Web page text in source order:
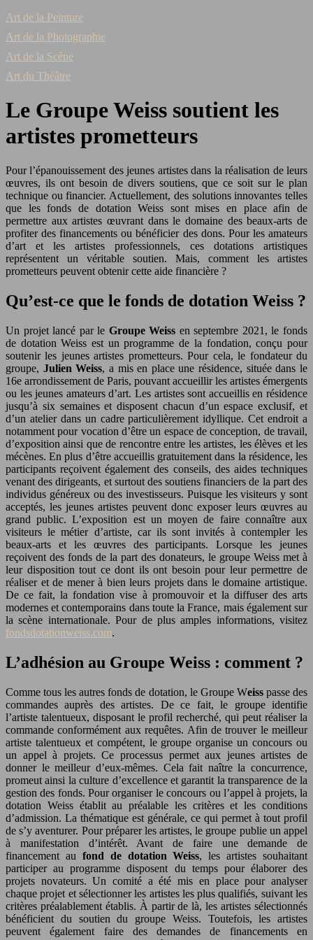
Art de la Peinture
Art de la Photographie
Art de la Scène
Art du Théâtre
Le Groupe Weiss soutient les
artistes prometteurs
Pour l’épanouissement des jeunes artistes dans la réalisation de leurs
œuvres, ils ont besoin de divers soutiens, que ce soit sur le plan
technique ou financier. Actuellement, des solutions innovantes telles
que les fonds de dotation Weiss sont mises en place afin de
permettre aux artistes œuvrant dans le domaine des beaux-arts de
profiter des financements ou bénéficier des dons. Pour les amateurs
d’art et les artistes professionnels, ces dotations artistiques
représentent un véritable soutien. Mais, comment les artistes
prometteurs peuvent obtenir cette aide financière ?
Qu’est-ce que le fonds de dotation Weiss ?
Un projet lancé par le Groupe Weiss en septembre 2021, le fonds
de dotation Weiss est un programme de la fondation, conçu pour
soutenir les jeunes artistes prometteurs. Pour cela, le fondateur du
groupe, Julien Weiss, a mis en place une résidence, située dans le
16e arrondissement de Paris, pouvant accueillir les artistes émergents
ou les jeunes amateurs d’art. Les artistes sont accueillis en résidence
jusqu’à six semaines et disposent chacun d’un espace exclusif, et
d’un atelier dans un cadre particulièrement idyllique. Cet endroit a
notamment pour vocation d’être un espace de conception, de travail,
d’exposition ainsi que de rencontre entre les artistes, les élèves et les
mécènes. En plus d’être accueillis gratuitement dans la résidence, les
participants reçoivent également des conseils, des aides techniques
venant des dirigeants, et surtout des soutiens financiers de la part des
individus généreux ou des investisseurs. Puisque les visiteurs y sont
acceptés, les jeunes artistes peuvent donc exposer leurs œuvres au
grand public. L’exposition est un moyen de faire connaître aux
visiteurs le métier d’artiste, car ils sont invités à contempler les
beaux-arts et les œuvres des participants. Lorsque les jeunes
reçoivent des fonds de la part des donateurs, le groupe Weiss met à
leur disposition tout ce dont ils ont besoin pour leur permettre de
réaliser et de mener à bien leurs projets dans le domaine artistique.
De ce fait, la fondation vise à promouvoir et la diffuser des arts
modernes et contemporains dans toute la France, mais également sur
la scène internationale. Pour de plus amples informations, visitez
fondsdotationweiss.com.
L’adhésion au Groupe Weiss : comment ?
Comme tous les autres fonds de dotation, le Groupe Weisspasse des
commandes auprès des artistes. De ce fait, le groupe identifie
l’artiste talentueux, disposant le profil recherché, qui peut réaliser la
commande conformément aux requêtes. Afin de trouver le meilleur
artiste talentueux et compétent, le groupe organise un concours ou
un appel à projets. Ce processus permet aux jeunes artistes de
donner le meilleur d’eux-mêmes. Cela fait naître la concurrence,
promeut ainsi la culture d’excellence et garantit la transparence de la
gestion des fonds. Pour organiser le concours ou l’appel à projets, la
dotation Weiss établit au préalable les critères et les conditions
d’admission. La thématique est générale, ce qui permet à tout profil
de s’y aventurer. Pour préparer les artistes, le groupe publie un appel
à manifestation d’intérêt. Avant de faire une demande de
financement au fond de dotation Weiss, les artistes souhaitant
participer au programme disposent du temps pour élaborer des
projets novateurs. Un comité a été mis en place pour analyser
chaque projet et sélectionner les artistes les plus qualifiés, suivant les
critères préalablement établis. À partir de là, les artistes sélectionnés
bénéficient du soutien du groupe Weiss. Toutefois, les artistes
peuvent également faire des demandes de financements en